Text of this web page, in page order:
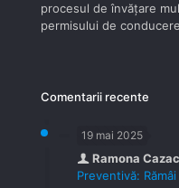
procesul de învăţare
permisului de
Comentarii recente
19 mai 2025
Ramona Cazac
Preventivă: